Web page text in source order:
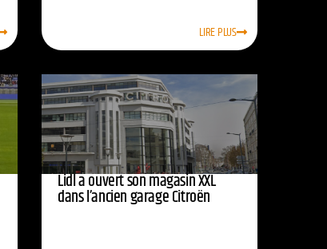
LIRE PLUS
Lidl a ouvert son magasin XXL
dans l’ancien garage Citroën